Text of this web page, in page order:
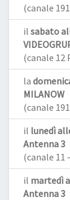
(canale
il sabato
(canale 12
la
MILANOW
(canale
il lunedì
Antenna 3
(canale
il martedì
Antenna 3